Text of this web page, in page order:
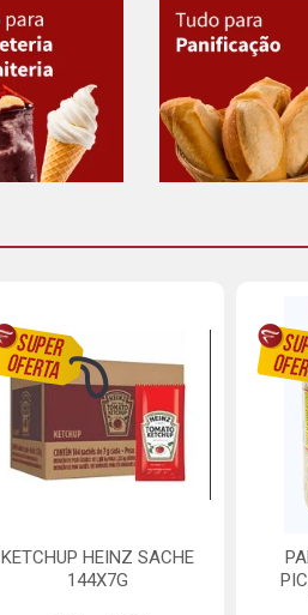
KETCHUP HEINZ SACHE
144X7G